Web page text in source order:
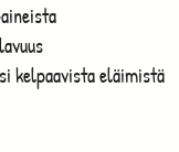
kelpaavista eläimistä